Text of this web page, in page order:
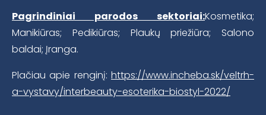
Pagrindiniai parodos sektoriai:Kosmetika;
Manikiūras; Pedikiūras; Plaukų priežiūra; Salono
baldai; Įranga.
Plačiau apie renginį: https://www.incheba.sk/veltrh-
a-vystavy/interbeauty-esoterika-biostyl-2022/